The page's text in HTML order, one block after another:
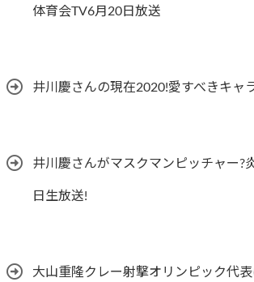
体育会TV6月20日放送
井川慶さんの現在2020!愛すべきキャ
井川慶さんがマスクマンピッチャー?
日生放送!
大山重隆クレー射撃オリンピック代